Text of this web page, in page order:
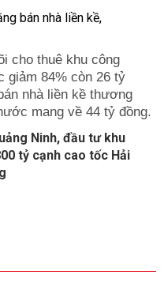
cho thuê khu công
giảm 84% còn 26 tỷ
nhà liền kề thương
mang về 44 tỷ đồng.
Ninh, đầu tư khu
tỷ cạnh cao tốc Hải